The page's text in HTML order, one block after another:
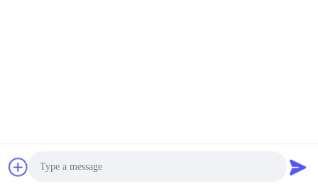
Technology Co., Ltd. - Alle. Alle Rechte vorbehalten.